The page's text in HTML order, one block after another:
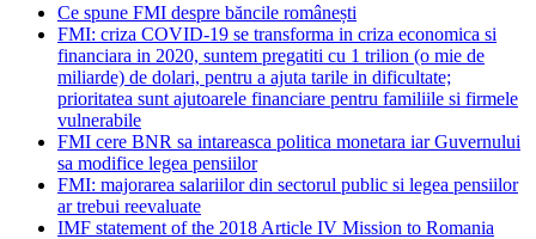
Ce spune FMI despre băncile românești
FMI: criza COVID-19 se transforma in criza economica si
financiara in 2020, suntem pregatiti cu 1 trilion (o mie de
miliarde) de dolari, pentru a ajuta tarile in dificultate;
prioritatea sunt ajutoarele financiare pentru familiile si firmele
vulnerabile
FMI cere BNR sa intareasca politica monetara iar Guvernului
sa modifice legea pensiilor
FMI: majorarea salariilor din sectorul public si legea pensiilor
ar trebui reevaluate
IMF statement of the 2018 Article IV Mission to Romania